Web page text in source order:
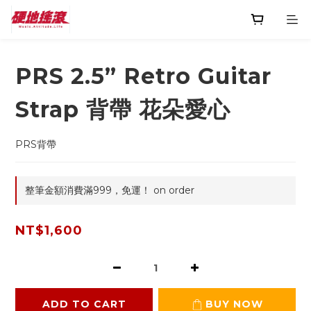
PRS 2.5” Retro Guitar
Strap 背帶 花朵愛心
PRS背帶
整筆金額消費滿999，免運！ on order
NT$1,600
ADD TO CART BUY NOW